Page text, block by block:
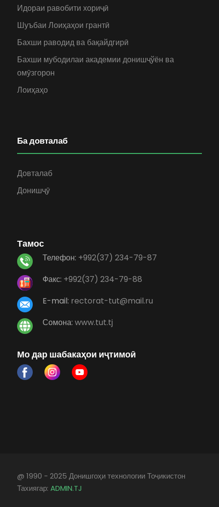
Идораи равобити хориҷӣ
Шуъбаи Лоиҳаҳои грантӣ
Бахши раводид ва бақайдгирӣ
Бахши мубодилаи академии донишҷўён ва
омӯзгорон
Лоиҳаҳо
Ба довталаб
Довталаб
Донишҷӯ
Тамос
Телефон: +992(37) 234-79-87
Факс: +992(37) 234-79-88
E-mail: rectorat-tut@mail.ru
Сомона: www.tut.tj
Мо дар шабакаҳои иҷтимоӣ
@ 1990 - 2025 Донишгоҳи технологии Тоҷикистон
Тахиягар: ADMIN.TJ